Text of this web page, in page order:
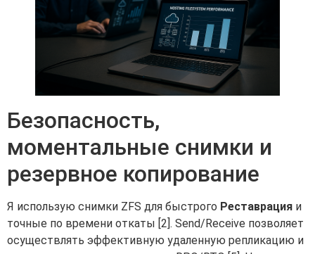
Безопасность,
моментальные снимки и
резервное копирование
Я использую снимки ZFS для быстрого Реставрация и
точные по времени откаты [2]. Send/Receive позволяет
осуществлять эффективную удаленную репликацию и